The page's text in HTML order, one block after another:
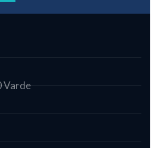
Varde